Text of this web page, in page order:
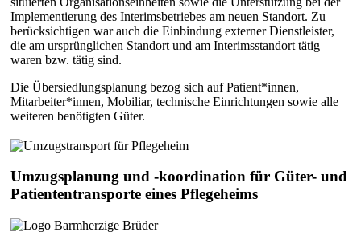
Implementierung des Interimsbetriebes am neuen Standort. Zu
berücksichtigen war auch die Einbindung externer Dienstleister,
die am ursprünglichen Standort und am Interimsstandort tätig
waren bzw. tätig sind.
Die Übersiedlungsplanung bezog sich auf Patient*innen,
Mitarbeiter*innen, Mobiliar, technische Einrichtungen sowie alle
weiteren benötigten Güter.
Umzugsplanung und -koordination für Güter- und
Patiententransporte eines Pflegeheims